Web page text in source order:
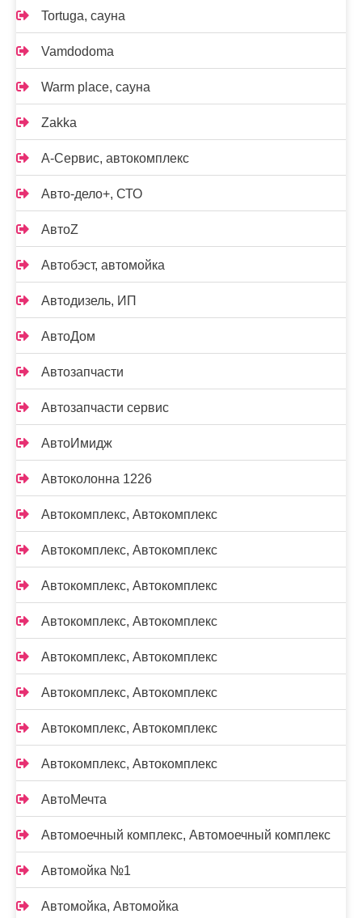
Tortuga, сауна
Vamdodoma
Warm place, сауна
Zakka
А-Сервис, автокомплекс
Авто-дело+, СТО
АвтоZ
Автобэст, автомойка
Автодизель, ИП
АвтоДом
Автозапчасти
Автозапчасти сервис
АвтоИмидж
Автоколонна 1226
Автокомплекс, Автокомплекс
Автокомплекс, Автокомплекс
Автокомплекс, Автокомплекс
Автокомплекс, Автокомплекс
Автокомплекс, Автокомплекс
Автокомплекс, Автокомплекс
Автокомплекс, Автокомплекс
Автокомплекс, Автокомплекс
АвтоМечта
Автомоечный комплекс, Автомоечный комплекс
Автомойка №1
Автомойка, Автомойка